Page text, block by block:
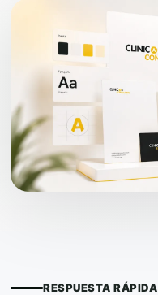
RESPUESTA RÁPIDA